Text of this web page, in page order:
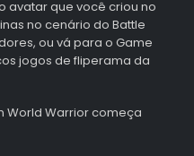
avatar que você criou no
no cenário do Battle
ou vá para o Game
jogos de fliperama da
World Warrior começa